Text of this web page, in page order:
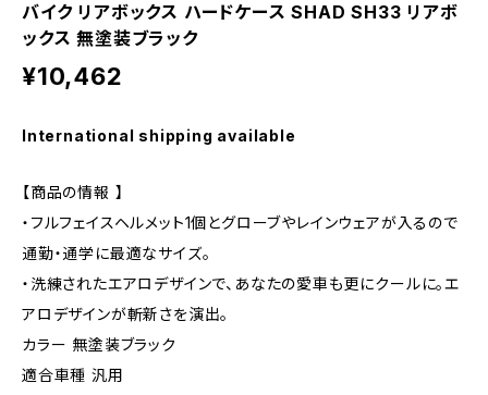
バイク リアボックス ハードケース SHAD SH33 リアボ
ックス 無塗装ブラック
¥10,462
International shipping available
【商品の情報 】
・フルフェイスヘルメット1個とグローブやレインウェアが入るので
通勤・通学に最適なサイズ。
・洗練されたエアロデザインで、あなたの愛車も更にクールに。エ
アロデザインが斬新さを演出。
カラー 無塗装ブラック
適合車種 汎用